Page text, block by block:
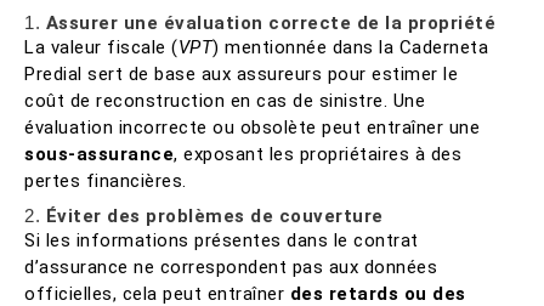
1. Assurer une évaluation correcte de la propriété
La valeur fiscale (VPT) mentionnée dans la Caderneta
Predial sert de base aux assureurs pour estimer le
coût de reconstruction en cas de sinistre. Une
évaluation incorrecte ou obsolète peut entraîner une
sous-assurance, exposant les propriétaires à des
pertes financières.
2. Éviter des problèmes de couverture
Si les informations présentes dans le contrat
d’assurance ne correspondent pas aux données
officielles, cela peut entraîner des retards ou des